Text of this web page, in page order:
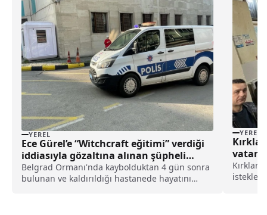
YEREL
Ece Gürel’e “Witchcraft eğitimi” verdiği
iddiasıyla gözaltına alınan şüpheli
adliyeye sevk edildi haberi
Belgrad Ormanı'nda kaybolduktan 4 gün sonra
bulunan ve kaldırıldığı hastanede hayatını
YEREL